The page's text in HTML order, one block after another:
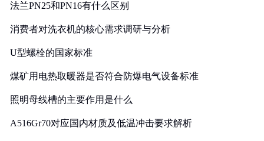
法兰PN25和PN16有什么区别
消费者对洗衣机的核心需求调研与分析
U型螺栓的国家标准
煤矿用电热取暖器是否符合防爆电气设备标准
照明母线槽的主要作用是什么
A516Gr70对应国内材质及低温冲击要求解析